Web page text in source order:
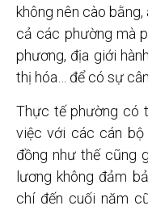
không nên cào
cả các phường mà
phương, địa giới
thị hóa… để có sự
Thực tế phường có
việc với các cán
đồng như thế cũng
lương không đảm
chí đến cuối năm